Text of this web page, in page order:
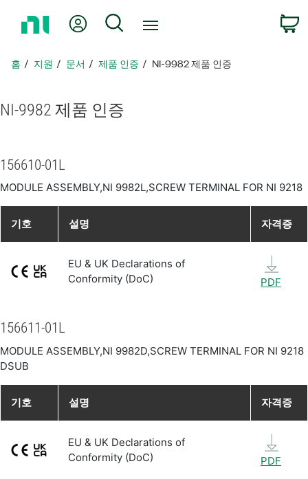
지
아
내 계정 검색
홈 지원 문서 제품 인증 NI-9982 제품 인증
NI-9982 제품 인증
156610-01L
MODULE ASSEMBLY,NI 9982L,SCREW TERMINAL FOR NI 9218
기호 설명 자격증
EU & UK Declarations of
Conformity (DoC)
PDF
156611-01L
MODULE ASSEMBLY,NI 9982D,SCREW TERMINAL FOR NI 9218
DSUB
기호 설명 자격증
EU & UK Declarations of
Conformity (DoC)
PDF